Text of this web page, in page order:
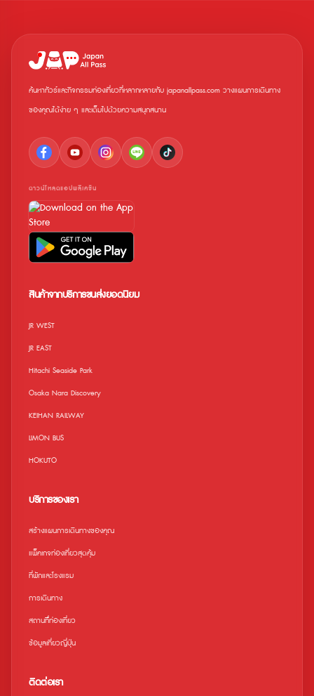
ดูทั้งหมด
ค้นหาทัวร์และกิจกรรมท่องเที่ยวที่หลากหลายกับ japanallpass.com วางแผนการเดินทาง
ของคุณได้ง่าย ๆ และเต็มไปด้วยความสนุกสนาน
ดาวน์โหลดแอปพลิเคชัน
สินค้าจากบริการขนส่งยอดนิยม
JR WEST
JR EAST
Hitachi Seaside Park
Osaka Nara Discovery
KEIHAN RAILWAY
LIMON BUS
HOKUTO
บริการของเรา
สร้างแผนการเดินทางของคุณ
แพ็คเกจท่องเที่ยวสุดคุ้ม
ที่พักและโรงแรม
การเดินทาง
สถานที่ืท่องเที่ยว
ข้อมูลเที่ยวญี่ปุ่น
ติดต่อเรา